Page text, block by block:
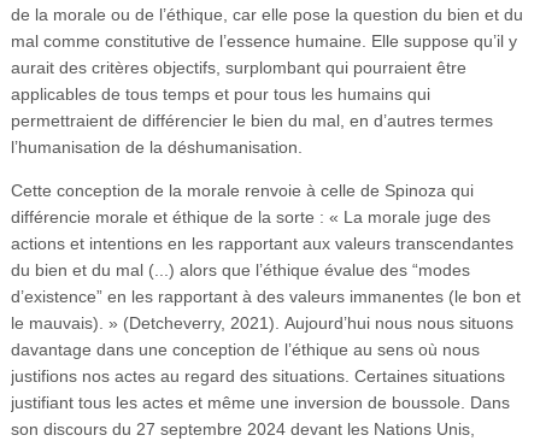
de la morale ou de l’éthique, car elle pose la question du bien et du
mal comme constitutive de l’essence humaine. Elle suppose qu’il y
aurait des critères objectifs, surplombant qui pourraient être
applicables de tous temps et pour tous les humains qui
permettraient de différencier le bien du mal, en d’autres termes
l’humanisation de la déshumanisation.
Cette conception de la morale renvoie à celle de Spinoza qui
différencie morale et éthique de la sorte : « La morale juge des
actions et intentions en les rapportant aux valeurs transcendantes
du bien et du mal (...) alors que l’éthique évalue des “modes
d’existence” en les rapportant à des valeurs immanentes (le bon et
le mauvais). » (Detcheverry, 2021). Aujourd’hui nous nous situons
davantage dans une conception de l’éthique au sens où nous
justifions nos actes au regard des situations. Certaines situations
justifiant tous les actes et même une inversion de boussole. Dans
son discours du 27 septembre 2024 devant les Nations Unis,